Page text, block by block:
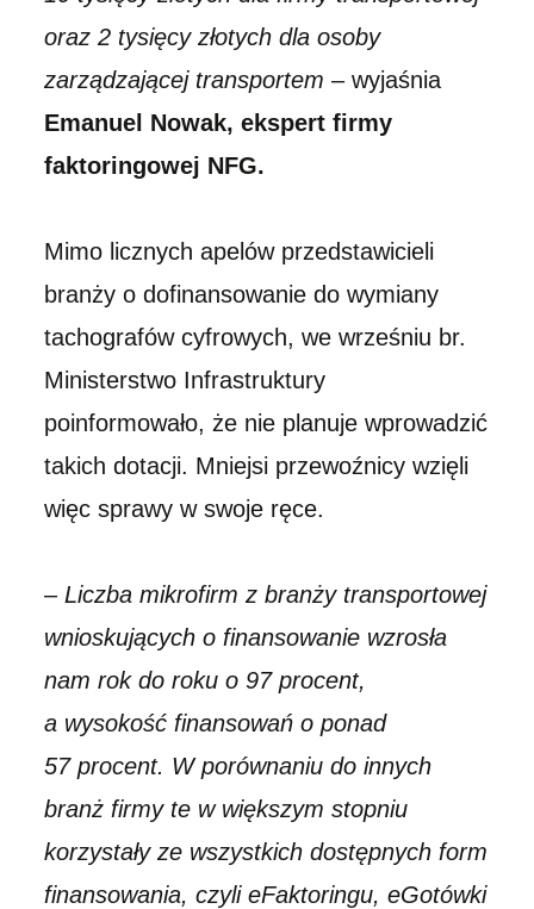
oraz 2 tysięcy złotych dla osoby
zarządzającej transportem – wyjaśnia
Emanuel Nowak, ekspert firmy
faktoringowej NFG.
Mimo licznych apelów przedstawicieli
branży o dofinansowanie do wymiany
tachografów cyfrowych, we wrześniu br.
Ministerstwo Infrastruktury
poinformowało, że nie planuje wprowadzić
takich dotacji. Mniejsi przewoźnicy wzięli
więc sprawy w swoje ręce.
–Liczba mikrofirm z branży transportowej
wnioskujących o finansowanie wzrosła
nam rok do roku o 97 procent,
a wysokość finansowań o ponad
57 procent. W porównaniu do innych
branż firmy te w większym stopniu
korzystały ze wszystkich dostępnych form
finansowania, czyli eFaktoringu, eGotówki